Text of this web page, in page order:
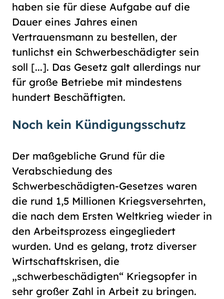
haben sie für diese Aufgabe auf die
Dauer eines Jahres einen
Vertrauensmann zu bestellen, der
tunlichst ein Schwerbeschädigter sein
soll [...]. Das Gesetz galt allerdings nur
für große Betriebe mit mindestens
hundert Beschäftigten.
Noch kein Kündigungsschutz
Der maßgebliche Grund für die
Verabschiedung des
Schwerbeschädigten-Gesetzes waren
die rund 1,5 Millionen Kriegsversehrten,
die nach dem Ersten Weltkrieg wieder in
den Arbeitsprozess eingegliedert
wurden. Und es gelang, trotz diverser
Wirtschaftskrisen, die
„schwerbeschädigten“ Kriegsopfer in
sehr großer Zahl in Arbeit zu bringen.